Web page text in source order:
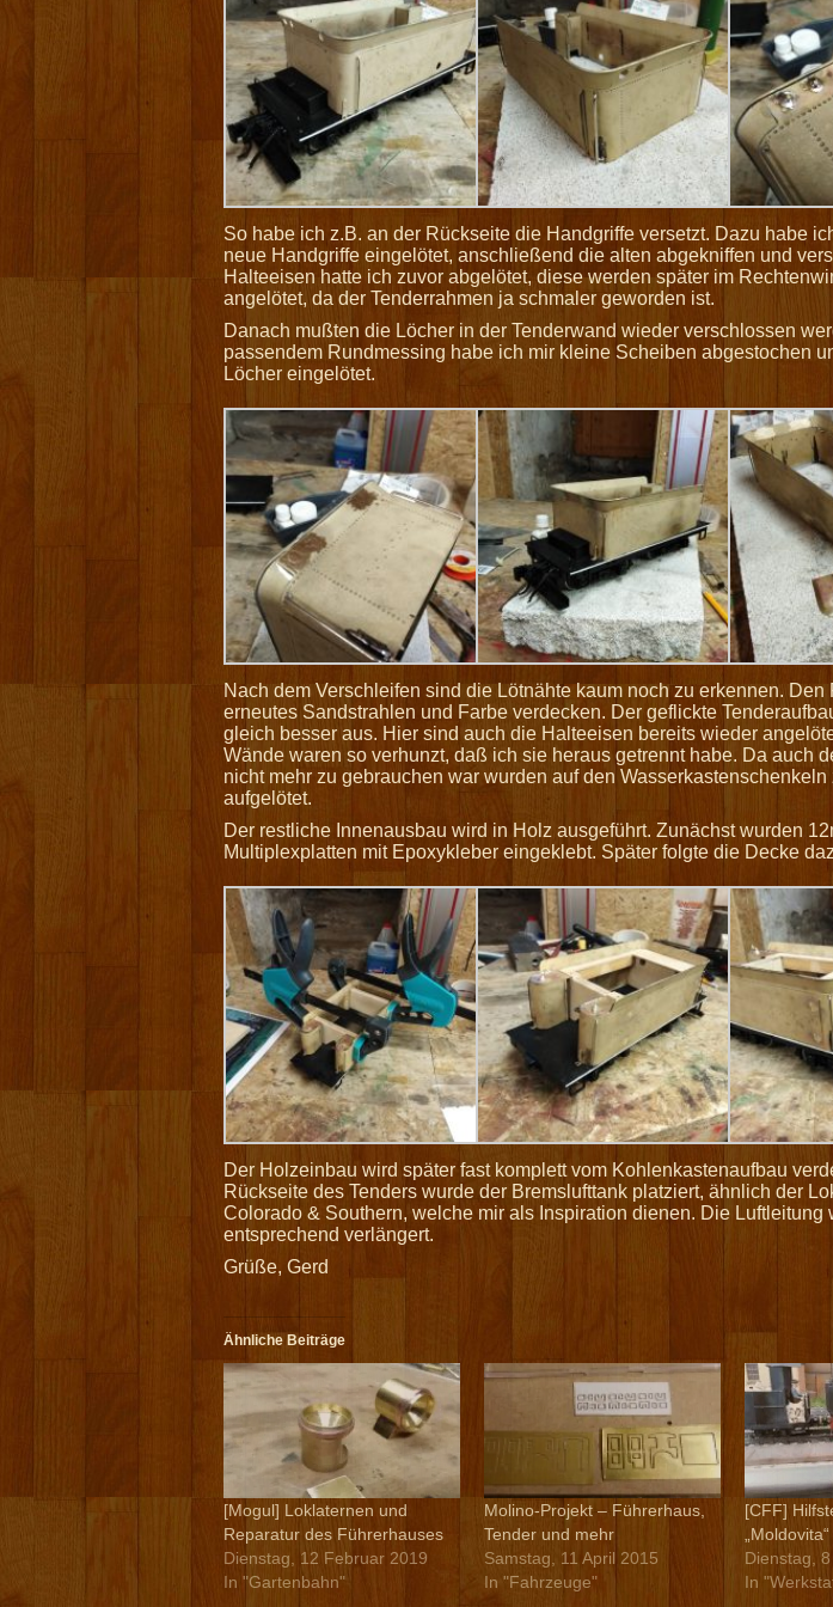
So habe ich z.B. an der Rückseite die Handgriffe versetzt. Dazu habe
neue Handgriffe eingelötet, anschließend die alten abgekniffen und
Halteeisen hatte ich zuvor abgelötet, diese werden später im
angelötet, da der Tenderrahmen ja schmaler geworden ist.
Danach mußten die Löcher in der Tenderwand wieder verschlossen
passendem Rundmessing habe ich mir kleine Scheiben abgestochen
Löcher eingelötet.
Nach dem Verschleifen sind die Lötnähte kaum noch zu erkennen. Den
erneutes Sandstrahlen und Farbe verdecken. Der geflickte
gleich besser aus. Hier sind auch die Halteeisen bereits wieder
Wände waren so verhunzt, daß ich sie heraus getrennt habe. Da auch
nicht mehr zu gebrauchen war wurden auf den Wasserkastenschenkeln
aufgelötet.
Der restliche Innenausbau wird in Holz ausgeführt. Zunächst wurden
Multiplexplatten mit Epoxykleber eingeklebt. Später folgte die Decke
Der Holzeinbau wird später fast komplett vom Kohlenkastenaufbau
Rückseite des Tenders wurde der Bremslufttank platziert, ähnlich der
Colorado & Southern, welche mir als Inspiration dienen. Die Luftleitung
entsprechend verlängert.
Grüße, Gerd
Ähnliche Beiträge
[Mogul] Loklaternen und
Reparatur des Führerhauses
Dienstag, 12 Februar 2019
In "Gartenbahn"
Molino-Projekt – Führerhaus,
Tender und mehr
Samstag, 11 April 2015
In "Fahrzeuge"
[CFF]
Dienstag,
In